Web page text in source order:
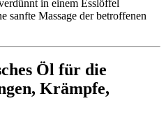
in einem Esslöffel
sanfte Massage der betroffenen
Öl für die
, Krämpfe,